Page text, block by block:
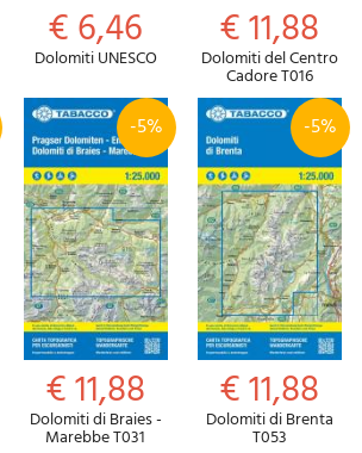
€ 6,46
Dolomiti UNESCO
€ 11,88
Dolomiti del Centro
Cadore T016
-5%
€ 11,88
Dolomiti di Braies -
Marebbe T031
-5%
€ 11,88
Dolomiti di Brenta
T053